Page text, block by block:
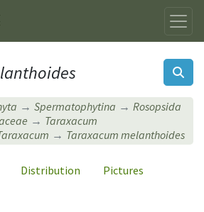
Spermatophytina
Rosopsida
Taraxacum
Taraxacum melanthoides
Distribution
Pictures